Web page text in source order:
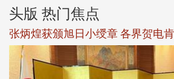
头版 热门焦点
张炳煌获颁旭日小绶章 各界贺电